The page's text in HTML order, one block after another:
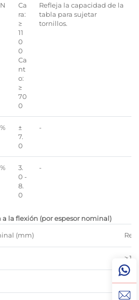
N
Ca
ra:
≥
11
0
0
Ca
nt
o:
≥
70
0
Refleja la capacidad de la
tabla para sujetar
tornillos.
%
±
7.
0
-
%
3.
0 -
8.
0
-
a la flexión (por espesor nominal)
(mm)
≥